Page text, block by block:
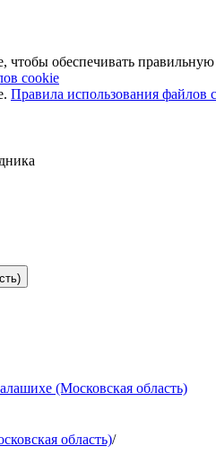
обеспечивать правильную
cookie
Правила использования файлов
(Московская область)
область)/